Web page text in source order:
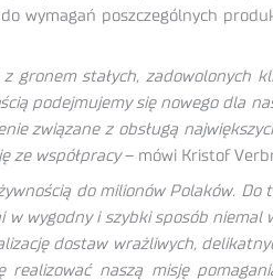
wymagań poszczególnych
gronem stałych, zadowolonych
podejmujemy się nowego dla
związane z obsługą
ze współpracy– mówi Kristof
do milionów Polaków.
wygodny i szybki sposób niemal
dostaw wrażliwych,
naszą misję